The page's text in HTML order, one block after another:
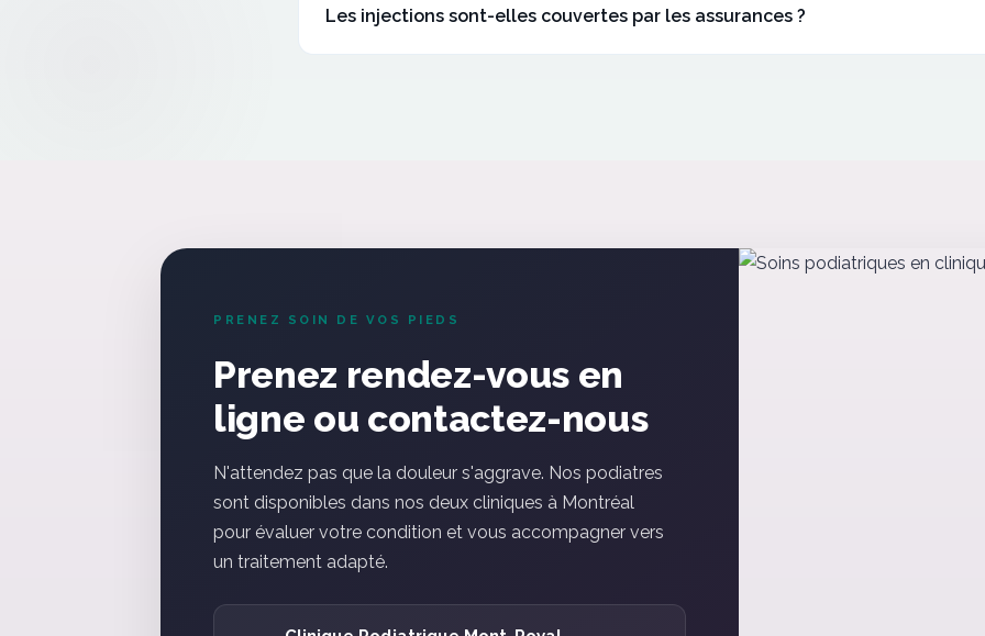
afin de préserver l'intégrité des tissus. En règle générale, on recommande un
Les injections sont-elles couvertes par les assurances ?
PRENEZ SOIN DE VOS PIEDS
Prenez rendez-vous en
ligne ou contactez-nous
N'attendez pas que la douleur s'aggrave. Nos podiatres
sont disponibles dans nos deux cliniques à Montréal
pour évaluer votre condition et vous accompagner vers
un traitement adapté.